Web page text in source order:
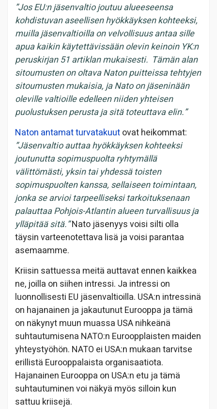
”Jos EU:n jäsenvaltio joutuu alueeseensa
kohdistuvan aseellisen hyökkäyksen kohteeksi,
muilla jäsenvaltioilla on velvollisuus antaa sille
apua kaikin käytettävissään olevin keinoin YK:n
peruskirjan 51 artiklan mukaisesti. Tämän alan
sitoumusten on oltava Naton puitteissa tehtyjen
sitoumusten mukaisia, ja Nato on jäseninään
oleville valtioille edelleen niiden yhteisen
puolustuksen perusta ja sitä toteuttava elin.”
Naton antamat turvatakuutovat heikommat:
”Jäsenvaltio auttaa hyökkäyksen kohteeksi
joutunutta sopimuspuolta ryhtymällä
välittömästi, yksin tai yhdessä toisten
sopimuspuolten kanssa, sellaiseen toimintaan,
jonka se arvioi tarpeelliseksi tarkoituksenaan
palauttaa Pohjois-Atlantin alueen turvallisuus ja
ylläpitää sitä.”Nato jäsenyys voisi silti olla
täysin varteenotettava lisä ja voisi parantaa
asemaamme.
Kriisin sattuessa meitä auttavat ennen kaikkea
ne, joilla on siihen intressi. Ja intressi on
luonnollisesti EU jäsenvaltioilla. USA:n intressinä
on hajanainen ja jakautunut Eurooppa ja tämä
on näkynyt muun muassa USA nihkeänä
suhtautumisena NATO:n Euroopplaisten maiden
yhteystyöhön. NATO ei USA:n mukaan tarvitse
erillistä Eurooppalaista organisaatiota.
Hajanainen Eurooppa on USA:n etu ja tämä
suhtautuminen voi näkyä myös silloin kun
sattuu kriisejä.